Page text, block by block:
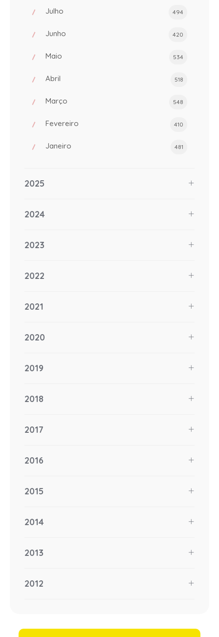
Julho 494
Junho 420
Maio 534
Abril 518
Março 548
Fevereiro 410
Janeiro 481
2025
2024
2023
2022
2021
2020
2019
2018
2017
2016
2015
2014
2013
2012